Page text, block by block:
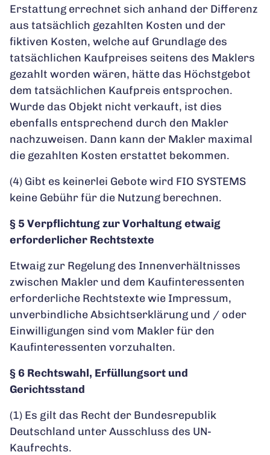
Erstattung errechnet sich anhand der Differenz
aus tatsächlich gezahlten Kosten und der
fiktiven Kosten, welche auf Grundlage des
tatsächlichen Kaufpreises seitens des Maklers
gezahlt worden wären, hätte das Höchstgebot
dem tatsächlichen Kaufpreis entsprochen.
Wurde das Objekt nicht verkauft, ist dies
ebenfalls entsprechend durch den Makler
nachzuweisen. Dann kann der Makler maximal
die gezahlten Kosten erstattet bekommen.
(4) Gibt es keinerlei Gebote wird FIO SYSTEMS
keine Gebühr für die Nutzung berechnen.
§ 5 Verpflichtung zur Vorhaltung etwaig
erforderlicher Rechtstexte
Etwaig zur Regelung des Innenverhältnisses
zwischen Makler und dem Kaufinteressenten
erforderliche Rechtstexte wie Impressum,
unverbindliche Absichtserklärung und / oder
Einwilligungen sind vom Makler für den
Kaufinteressenten vorzuhalten.
§ 6 Rechtswahl, Erfüllungsort und
Gerichtsstand
(1) Es gilt das Recht der Bundesrepublik
Deutschland unter Ausschluss des UN-
Kaufrechts.